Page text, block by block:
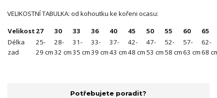
VELIKOSTNÍ TABULKA: od kohoutku ke kořeni ocasu:
Velikost 27 30 33 36 40 45 50 55 60
65
Délka
zad
25-
29 cm
28-
32 cm
31-
35 cm
33-
39 cm
37-
43 cm
42-
48 cm
47-
53 cm
52-
58 cm
57-
63 cm
62-
68
Potřebujete poradit?